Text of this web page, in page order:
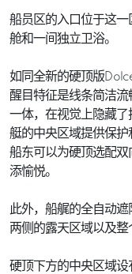
船员区的入口位于这
舱和一间独立卫浴。
如同全新的硬顶版
醒目特征是线条简洁
一体，在视觉上隐藏
艇的中央区域提供保护
船东可以为硬顶选配
添愉悦。
此外，船艉的全自动
两侧的露天区域以及整
硬顶下方的中央区域